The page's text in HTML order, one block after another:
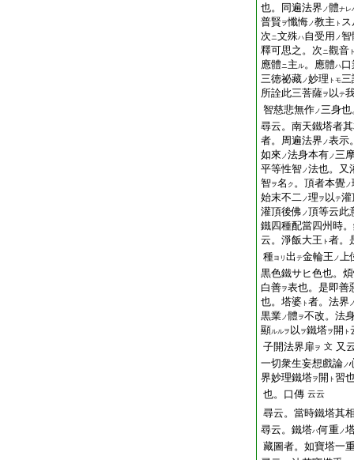
也。同遍法界 ノ體ナレ
普賢ヲ懺悔ノ教主 ト ス
次ニ文殊ハ自受用 ノ智
釋可思之。次ニ觀音
應體ニ主ル。應體ハ口
三徳祕藏ノ妙理 トモ三
所詮此三菩薩ヲ 以テ
智慈悲無作ノ三身也
尋云。南天鐵塔者
者。周遍法界 ノ表示
如來 ノ法身本有ノ三
平等性智ノ法也。又
智ヲ名 ク 。頂者本覺ノ
始末不二ノ理 ヲ 以テ灌
灌頂後佛 ノ頂等云此
鐵四種配當四州時
云。淨飯大王 ト 者。
種ヨリ 出 テ金輪王 ノ上
黒色鐵サヒ色也。
白善ヲ表也。是即善
也。塔婆 ト 者。法界
黒業ノ體 ヲ不改。法
顯ルルヲ 以 ヲ鐵塔ヲ 開 ト
子開法界扉ヲ 文 又
一切衆生妄想戲論ノ
界妙理鐵塔ヲ 開 ト 習
也。口傳 云云
尋云。當時鐵塔其
尋云。鐵塔ハ何重ノ
藏圖者。如寶塔一